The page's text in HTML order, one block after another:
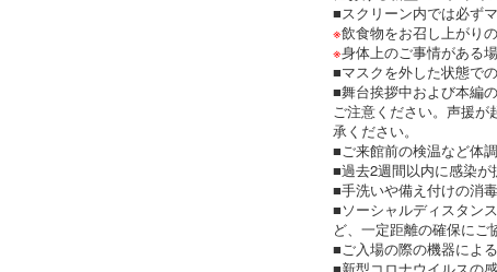
■スクリーン内では必ず
※飲食物をお召し上がり
※身体上のご事情がある
■マスクを外した状態で
■舞台挨拶中および本編
ご注意ください。声援
承ください。
■ご来館前の検温など体
■過去2週間以内に感染が
■手洗いや備え付けの消
■ソーシャルディスタン
ど、一定距離の確保にご
■ご入場の際の機器によ
■新型コロナウイルスの